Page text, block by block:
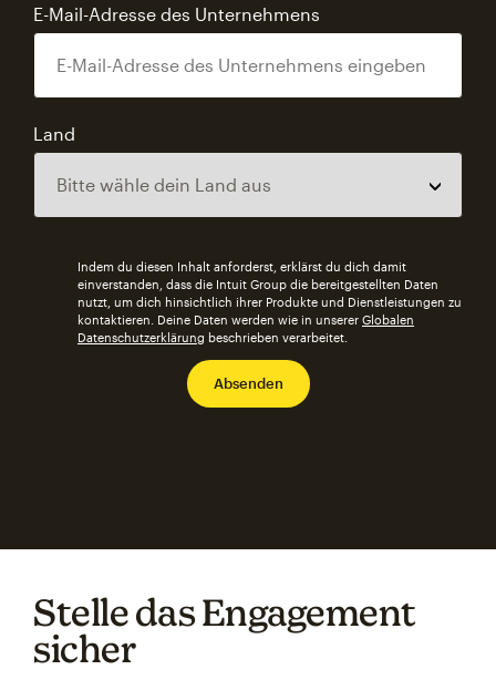
E-Mail-Adresse des Unternehmens
Land
Indem du diesen Inhalt anforderst, erklärst du dich damit
einverstanden, dass die Intuit Group die bereitgestellten Daten
nutzt, um dich hinsichtlich ihrer Produkte und Dienstleistungen zu
kontaktieren. Deine Daten werden wie in unserer Globalen
Datenschutzerklärung beschrieben verarbeitet.
Stelle das Engagement
sicher